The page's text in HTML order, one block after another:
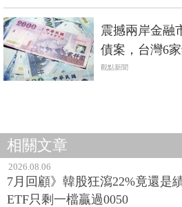
震撼兩岸金融
債案，台灣6
觀點新聞
相關文章
2026.08.06
7月回顧》韓股狂瀉22%竟還是
ETF只剩一檔贏過0050